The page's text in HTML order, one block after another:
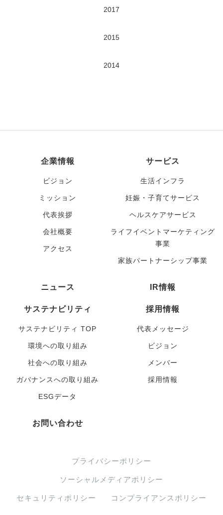
2017
2015
2014
企業情報
ビジョン
ミッション
代表挨拶
会社概要
アクセス
サービス
生活インフラ
妊娠・子育てサービス
ヘルスケアサービス
ライフイベントマーケティング
事業
家族パートナーシップ事業
ニュース IR情報
サステナビリティ
サステナビリティ TOP
環境への取り組み
社会への取り組み
ガバナンスへの取り組み
ESGデータ
採用情報
代表メッセージ
ビジョン
メンバー
採用情報
お問い合わせ
プライバシーポリシー
ソーシャルメディアポリシー
セキュリティポリシー コンプライアンスポリシー